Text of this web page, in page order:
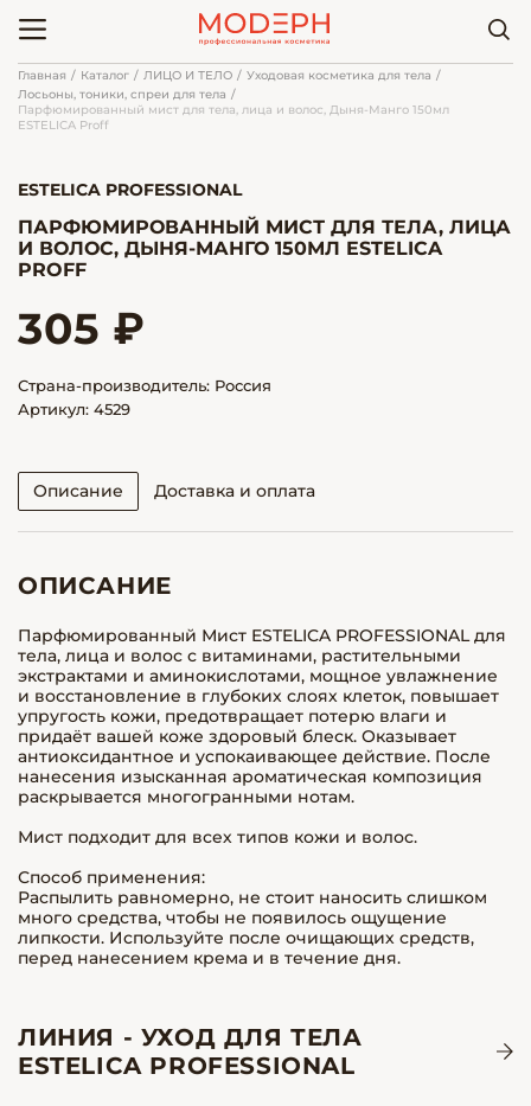
Главная Каталог ЛИЦО И ТЕЛО
Уходовая косметика для тела
Лосьоны, тоники, спреи для тела
Парфюмированный мист для тела, лица и волос, Дыня-Манго 150мл
ESTELICA Proff
ESTELICA PROFESSIONAL
ПАРФЮМИРОВАННЫЙ МИСТ ДЛЯ ТЕЛА, ЛИЦА
И ВОЛОС, ДЫНЯ-МАНГО 150МЛ ESTELICA
PROFF
305 ₽
Страна-производитель: Россия
Артикул: 4529
Описание Доставка и оплата
ОПИСАНИЕ
Парфюмированный Мист ESTELICA PROFESSIONAL для
тела, лица и волос с витаминами, растительными
экстрактами и аминокислотами, мощное увлажнение
и восстановление в глубоких слоях клеток, повышает
упругость кожи, предотвращает потерю влаги и
придаёт вашей коже здоровый блеск. Оказывает
антиоксидантное и успокаивающее действие. После
нанесения изысканная ароматическая композиция
раскрывается многогранными нотам.
Мист подходит для всех типов кожи и волос.
Способ применения:
Распылить равномерно, не стоит наносить слишком
много средства, чтобы не появилось ощущение
липкости. Используйте после очищающих средств,
перед нанесением крема и в течение дня.
ЛИНИЯ - УХОД ДЛЯ ТЕЛА
ESTELICA PROFESSIONAL